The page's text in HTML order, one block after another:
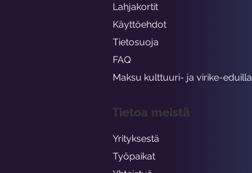
Lahjakortit
Käyttöehdot
Tietosuoja
FAQ
Maksu kulttuuri- ja virike-eduilla
Tietoa meistä
Yrityksestä
Työpaikat